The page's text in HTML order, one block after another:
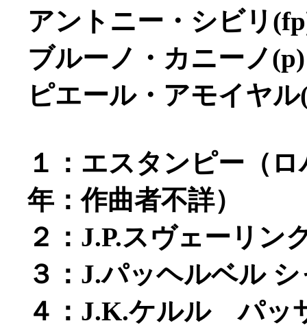
アントニー・シビリ
ブルーノ・カニーノ(p)
ピエール・アモイヤル
１：エスタンピー（
年：作曲者不詳）
２：J.P.スヴェーリ
３：J.パッヘルベル
４：J.K.ケルル パッ